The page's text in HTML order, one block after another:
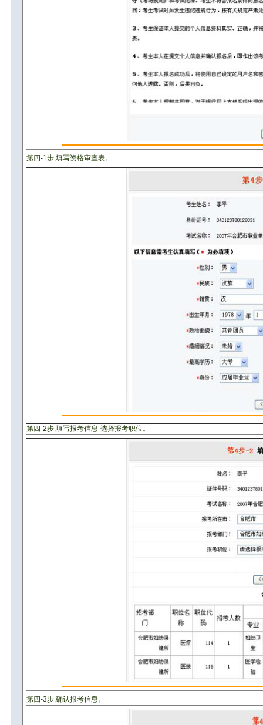
第四-1步,填写资格审查表。
第四-2步,填写报考信息-选择报考职位。
第四-3步,确认报考信息。